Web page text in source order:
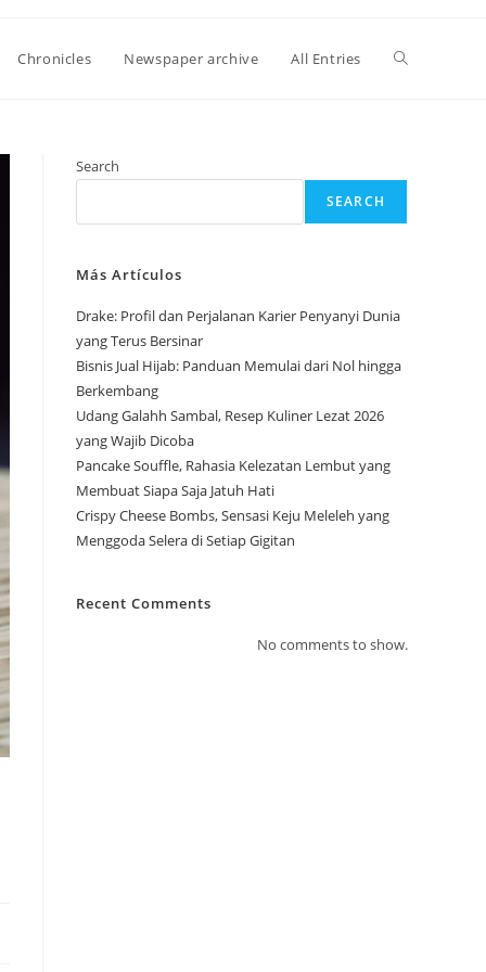
Chronicles Newspaper archive All Entries Toggle
search
Search
SEARCH
Más Artículos
Drake: Profil dan Perjalanan Karier Penyanyi Dunia
yang Terus Bersinar
Bisnis Jual Hijab: Panduan Memulai dari Nol hingga
Berkembang
Udang Galahh Sambal, Resep Kuliner Lezat 2026
yang Wajib Dicoba
Pancake Souffle, Rahasia Kelezatan Lembut yang
Membuat Siapa Saja Jatuh Hati
Crispy Cheese Bombs, Sensasi Keju Meleleh yang
Menggoda Selera di Setiap Gigitan
Recent Comments
No comments to show.